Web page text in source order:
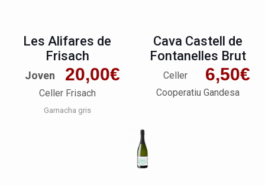
Les Alifares de
Frisach
20,00€
Joven
Celler Frisach
Garnacha gris
Cava Castell de
Fontanelles Brut
6,50€
Celler
Cooperatiu Gandesa